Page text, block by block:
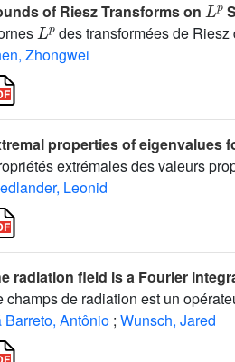
of Riesz Transforms on
Lp
des transformées de Riesz
Zhongwei
properties of eigenvalues
extrémales des valeurs
Leonid
radiation field is a Fourier
champs de radiation est un
Barreto, Antônio ; Wunsch, Jared